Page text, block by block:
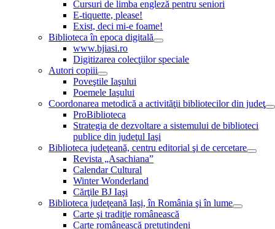
Cursuri de limba engleză pentru seniori
E-tiquette, please!
Exist, deci mi-e foame!
Biblioteca în epoca digitală
www.bjiasi.ro
Digitizarea colecţiilor speciale
Autori copiii
Poveştile Iaşului
Poemele Iaşului
Coordonarea metodică a activităţii bibliotecilor din judeţ
ProBiblioteca
Strategia de dezvoltare a sistemului de biblioteci
publice din judeţul Iaşi
Biblioteca judeţeană, centru editorial şi de cercetare
Revista „Asachiana”
Calendar Cultural
Winter Wonderland
Cărţile BJ Iaşi
Biblioteca judeţeană Iaşi, în România şi în lume
Carte şi tradiţie românească
Carte românească pretutindeni